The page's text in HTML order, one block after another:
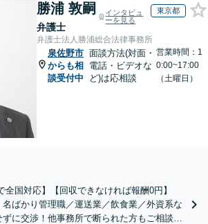
勝浦 敦嗣
弁護士
インタビュ
ーを見る
東京都
弁護士法人勝浦総合法律事務所
泉佐野市
からも相
談受付中
面談方法(対面・
電話・ビデオな
ど)は応相談
営業時間：1
0:00~17:00
（土曜日）
全国対応】【回収できなければ報酬0円】
名ばかり管理職／運送業／飲食業／外資系な
に交渉！他事務所で断られた方もご相談く